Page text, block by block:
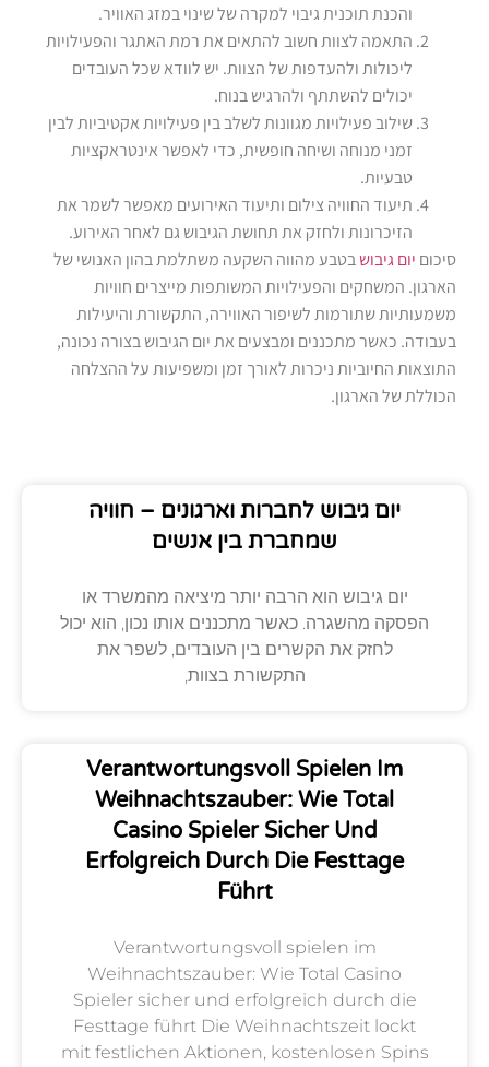
והכנת תוכנית גיבוי למקרה של שינוי במזג האוויר.
התאמה לצוות חשוב להתאים את רמת האתגר והפעילויות
ליכולות ולהעדפות של הצוות. יש לוודא שכל העובדים
יכולים להשתתף ולהרגיש בנוח.
שילוב פעילויות מגוונות לשלב בין פעילויות אקטיביות לבין
זמני מנוחה ושיחה חופשית, כדי לאפשר אינטראקציות
טבעיות.
תיעוד החוויה צילום ותיעוד האירועים מאפשר לשמר את
הזיכרונות ולחזק את תחושת הגיבוש גם לאחר האירוע.
סיכום יום גיבושבטבע מהווה השקעה משתלמת בהון האנושי של
הארגון. המשחקים והפעילויות המשותפות מייצרים חוויות
משמעותיות שתורמות לשיפור האווירה, התקשורת והיעילות
בעבודה. כאשר מתכננים ומבצעים את יום הגיבוש בצורה נכונה,
התוצאות החיוביות ניכרות לאורך זמן ומשפיעות על ההצלחה
הכוללת של הארגון.
יום גיבוש לחברות וארגונים – חוויה
שמחברת בין אנשים
יום גיבוש הוא הרבה יותר מיציאה מהמשרד או
הפסקה מהשגרה. כאשר מתכננים אותו נכון, הוא יכול
לחזק את הקשרים בין העובדים, לשפר את
התקשורת בצוות,
Verantwortungsvoll Spielen Im
Weihnachtszauber: Wie Total
Casino Spieler Sicher Und
Erfolgreich Durch Die Festtage
Führt
Verantwortungsvoll spielen im
Weihnachtszauber: Wie Total Casino
Spieler sicher und erfolgreich durch die
Festtage führt Die Weihnachtszeit lockt
mit festlichen Aktionen, kostenlosen Spins